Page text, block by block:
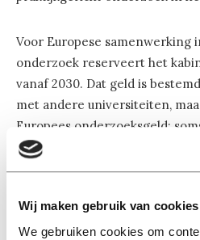
Wij maken gebruik van cookies
We gebruiken cookies om
Voor Europese samenwerking
onderzoek reserveert het
vanaf 2030. Dat geld is
met andere universiteiten,
Europees onderzoeksgeld:
maar een deel van het
moet de rest dus van de eigen
Einsteintelescoop
Letschert wil ook 25 miljoen